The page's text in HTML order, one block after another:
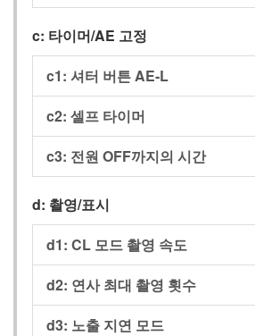
c: 타이머/AE 고정
c1: 셔터 버튼 AE‑L
c2: 셀프 타이머
c3: 전원 OFF까지의 시간
d: 촬영/표시
d1: CL 모드 촬영 속도
d2: 연사 최대 촬영 횟수
d3: 노출 지연 모드